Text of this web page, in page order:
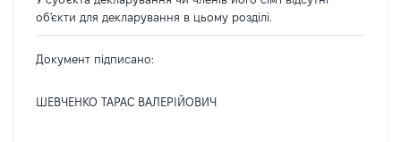
об'єкти для декларування в цьому розділі.
Документ підписано:
ШЕВЧЕНКО ТАРАС ВАЛЕРІЙОВИЧ